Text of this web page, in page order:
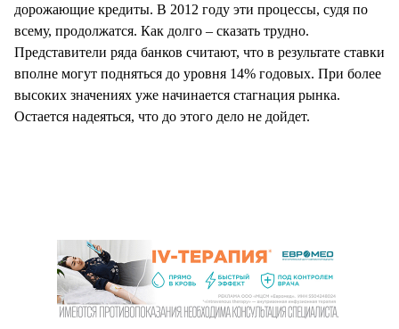
дорожающие кредиты. В 2012 году эти процессы, судя по
всему, продолжатся. Как долго – сказать трудно.
Представители ряда банков считают, что в результате ставки
вполне могут подняться до уровня 14% годовых. При более
высоких значениях уже начинается стагнация рынка.
Остается надеяться, что до этого дело не дойдет.